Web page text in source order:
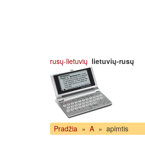
rusų-lietuvių lietuvių-rusų
Pradžia » A » apimtis